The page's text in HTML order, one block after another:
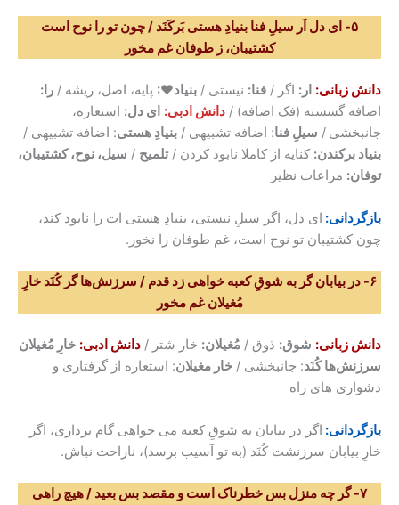
۵- ای دل اَر سیلِ فنا بنیادِ هستی بَرکَنَد / چون تو را نوح است
کشتیبان، ز طوفان غم مخور
دانش زبانی: ار: اگر / فنا: نیستی / بنیاد♥: پایه، اصل، ریشه / را:
اضافه گسسته (فک اضافه) / دانش ادبی: ای دل: استعاره،
جانبخشی / سیلِ فنا: اضافه تشبیهی / بنیادِ هستی: اضافه تشبیهی /
بنیاد برکندن: کنایه از کاملا نابود کردن /تلمیح / سیل، نوح، کشتیبان،
توفان: مراعات نظیر
بازگردانی: ای دل، اگر سیلِ نیستی، بنیادِ هستی ات را نابود کند،
چون کشتیبان تو نوح است، غم طوفان را نخور.
۶- در بیابان گر به شوقِ کعبه خواهی زد قدم / سرزنش‌ها گر کُنَد خارِ
مُغیلان غم مخور
دانش زبانی: شوق: ذوق / مُغیلان: خار شتر / دانش ادبی: خارِ مُغیلان
سرزنش‌ها کُنَد: جانبخشی / خار مغیلان: استعاره از گرفتاری و
دشواری های راه
بازگردانی: اگر در بیابان به شوقِ کعبه می خواهی گام برداری، اگر
خارِ بیابان سرزنشت کُنَد (به تو آسیب برسد)، ناراحت نباش.
۷- گر چه منزل بس خطرناک است و مقصد بس بعید / هیچ راهی